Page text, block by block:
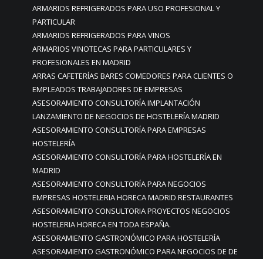
ARMARIOS REFRIGERADOS PARA USO PROFESIONAL Y
PARTICULAR
ARMARIOS REFRIGERADOS PARA VINOS
ARMARIOS VINOTECAS PARA PARTICULARES Y
PROFESIONALES EN MADRID
ARRAS CAFETERÍAS BARES COMEDORES PARA CLIENTES O
EMPLEADOS TRABAJADORES DE EMPRESAS
ASESORAMIENTO CONSULTORÍA IMPLANTACIÓN
LANZAMIENTO DE NEGOCIOS DE HOSTELERÍA MADRID
ASESORAMIENTO CONSULTORÍA PARA EMPRESAS
HOSTELERÍA
ASESORAMIENTO CONSULTORÍA PARA HOSTELERÍA EN
MADRID
ASESORAMIENTO CONSULTORÍA PARA NEGOCIOS
EMPRESAS HOSTELERIA HORECA MADRID RESTAURANTES
ASESORAMIENTO CONSULTORIA PROYECTOS NEGOCIOS
HOSTELERIA HORECA EN TODA ESPAÑA.
ASESORAMIENTO GASTRONÓMICO PARA HOSTELERÍA
ASESORAMIENTO GASTRONÓMICO PARA NEGOCIOS DE DE